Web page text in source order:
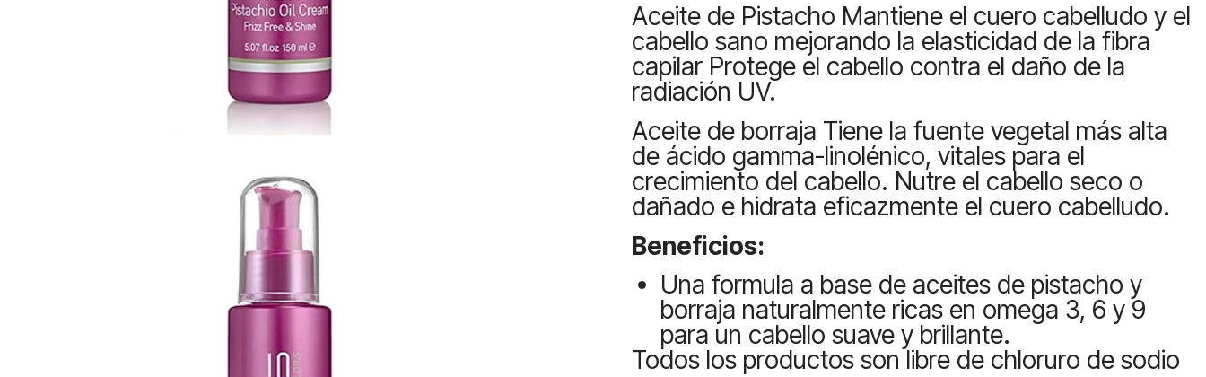
Aceite de Pistacho Mantiene el cuero cabelludo y el
cabello sano mejorando la elasticidad de la fibra
capilar Protege el cabello contra el daño de la
radiación UV.
Aceite de borraja Tiene la fuente vegetal más alta
de ácido gamma-linolénico, vitales para el
crecimiento del cabello. Nutre el cabello seco o
dañado e hidrata eficazmente el cuero cabelludo.
Beneficios:
Una formula a base de aceites de pistacho y
borraja naturalmente ricas en omega 3, 6 y 9
para un cabello suave y brillante.
Todos los productos son libre de chloruro de sodio